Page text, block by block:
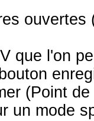
ouvertes
que l'on
(Point
un mode